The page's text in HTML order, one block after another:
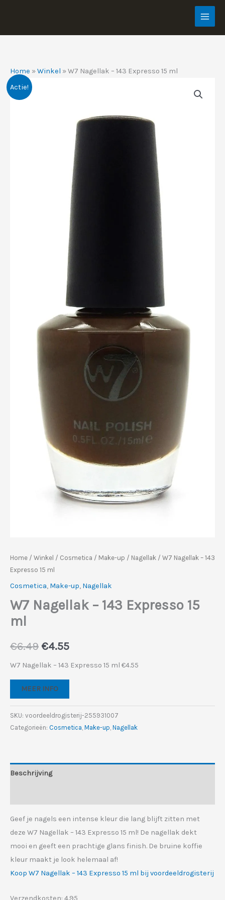
de
Home »Winkel »W7 Nagellak – 143 Expresso 15 ml
Actie!
Home / Winkel / Cosmetica / Make-up / Nagellak / W7 Nagellak – 143
Expresso 15 ml
Cosmetica, Make-up, Nagellak
W7 Nagellak – 143 Expresso 15
ml
€6.49 Oorspronkelijke
prijs
was:
€6.49.
€4.55Huidige
prijs
€4.55.
W7 Nagellak – 143 Expresso 15 ml €4.55
MEER INFO
SKU: voordeeldrogisterij-255931007
Categorieën: Cosmetica Make-up Nagellak
Beschrijving
Geef je nagels een intense kleur die lang blijft zitten met
deze W7 Nagellak – 143 Expresso 15 ml! De nagellak dekt
mooi en geeft een prachtige glans finish. De bruine koffie
kleur maakt je look helemaal af!
Koop W7 Nagellak – 143 Expresso 15 ml bij voordeeldrogisterij